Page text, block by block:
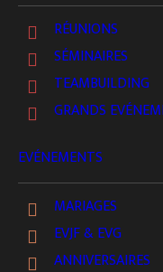
RÉUNIONS
SÉMINAIRES
TEAMBUILDING
GRANDS
EVÉNEMENTS
MARIAGES
EVJF & EVG
ANNIVERSAIRES
Légende :
Les Dimanches
Site Réservé
Fermeture